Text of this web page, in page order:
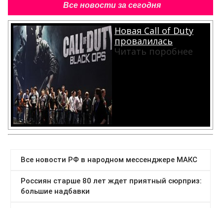
Все новости за сегодня
Новая Call of Duty
провалилась
Читать поробнее